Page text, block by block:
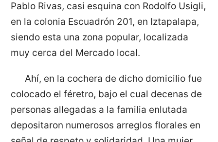
Pablo Rivas, casi esquina con Rodolfo Usigli,
en la colonia Escuadrón 201, en Iztapalapa,
siendo esta una zona popular, localizada
muy cerca del Mercado local.
Ahí, en la cochera de dicho domicilio fue
colocado el féretro, bajo el cual decenas de
personas allegadas a la familia enlutada
depositaron numerosos arreglos florales en